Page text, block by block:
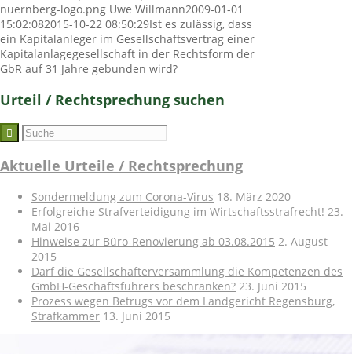
nuernberg-logo.png Uwe Willmann2009-01-01
15:02:082015-10-22 08:50:29Ist es zulässig, dass
ein Kapitalanleger im Gesellschaftsvertrag einer
Kapitalanlagegesellschaft in der Rechtsform der
GbR auf 31 Jahre gebunden wird?
Urteil / Rechtsprechung suchen
Aktuelle Urteile / Rechtsprechung
Sondermeldung zum Corona-Virus 18. März 2020
Erfolgreiche Strafverteidigung im Wirtschaftsstrafrecht! 23.
Mai 2016
Hinweise zur Büro-Renovierung ab 03.08.2015 2. August
2015
Darf die Gesellschafterversammlung die Kompetenzen des
GmbH-Geschäftsführers beschränken? 23. Juni 2015
Prozess wegen Betrugs vor dem Landgericht Regensburg,
Strafkammer 13. Juni 2015